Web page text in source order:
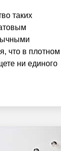
таких
что в плотном
ни единого